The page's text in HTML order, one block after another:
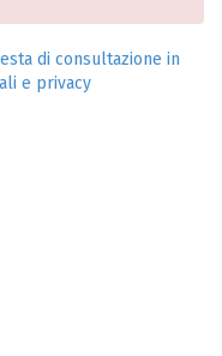
di consultazione in
e privacy